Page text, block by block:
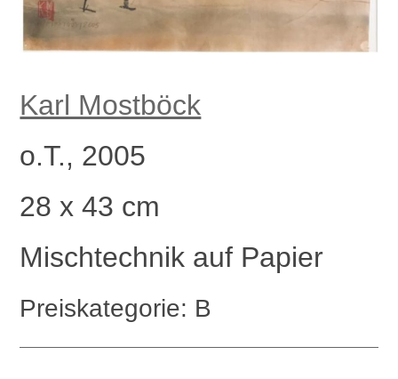
Karl Mostböck
o.T., 2005
28 x 43 cm
Mischtechnik auf Papier
Preiskategorie: B